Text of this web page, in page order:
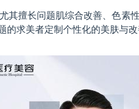
擅长问题肌综合改善、色素
求美者定制个性化的美肤与改